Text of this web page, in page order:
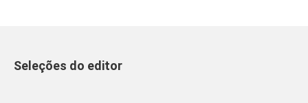
Seleções do editor